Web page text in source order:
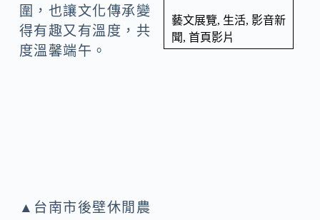
圍，也讓文化傳承變
得有趣又有溫度，共
度溫馨端午。
藝文展覽, 生活, 影音新
聞, 首頁影片